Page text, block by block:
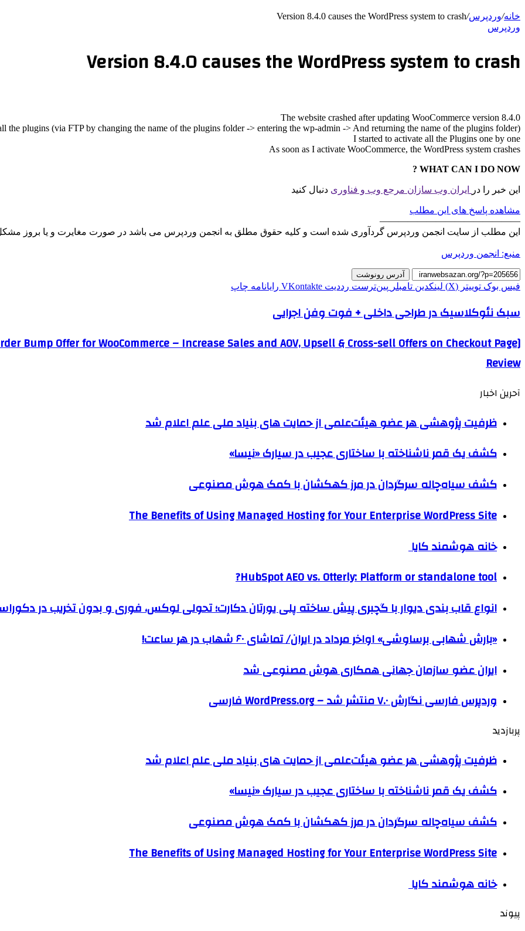
خانه/وردپرس/
Version 8.4.0 causes the WordPress system to crash
وردپرس
Version 8.4.0 causes the WordPress system to crash
The website crashed after updating WooCommerce version 8.4.0
the plugins (via FTP by changing the name of the plugins folder -> entering the wp-admin -> And returning the name of the plugins folder)
I started to activate all the Plugins one by one
As soon as I activate WooCommerce, the WordPress system crashes
WHAT CAN I DO NOW ?
این خبر را در ایران وب سازان مرجع وب و فناوری دنبال کنید
مشاهده پاسخ های این مطلب
———————————————
این مطلب از سایت انجمن وردپرس گردآوری شده است و کلیه حقوق مطلق به انجمن وردپرس می باشد در صورت مغایرت و یا بروز
منبع: انجمن وردپرس
آدرس رونوشت
فیس بوک توییتر (X) لینکدین ‫تامبلر ‫پین‌ترست ‫رددیت ‫VKontakte رایانامه چاپ
سبک نئوکلاسیک در طراحی داخلی + فوت وفن اجرایی
Bump Offer for WooCommerce – Increase Sales and AOV, Upsell & Cross-sell Offers on Checkout Page]
Review
آحرین اخبار
ظرفیت پژوهشی هر عضو هیئت‌علمی از حمایت های بنیاد ملی علم اعلام شد
کشف یک قمر ناشناخته با ساختاری عجیب در سیارک «نیسا»
کشف سیاه‌چاله سرگردان در مرز کهکشان با کمک هوش مصنوعی
The Benefits of Using Managed Hosting for Your Enterprise WordPress Site
خانه هوشمند کایا
HubSpot AEO vs. Otterly: Platform or standalone tool?
انواع قاب بندی دیوار با گچبری پیش ساخته پلی یورتان دکارت؛ تحولی لوکس، فوری و بدون تخریب در
«بارش شهابی برساوشی» اواخر مرداد در ایران/ تماشای ۶۰ شهاب در هر ساعت!
ایران عضو سازمان جهانی همکاری هوش مصنوعی شد
وردپرس فارسی نگارش ۷.۰ منتشر شد – WordPress.org فارسی
پربازدید
ظرفیت پژوهشی هر عضو هیئت‌علمی از حمایت های بنیاد ملی علم اعلام شد
کشف یک قمر ناشناخته با ساختاری عجیب در سیارک «نیسا»
کشف سیاه‌چاله سرگردان در مرز کهکشان با کمک هوش مصنوعی
The Benefits of Using Managed Hosting for Your Enterprise WordPress Site
خانه هوشمند کایا
پیوند